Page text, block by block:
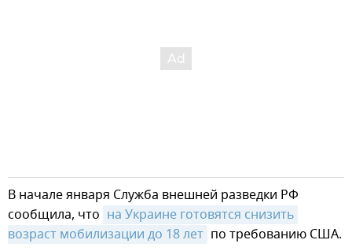
В начале января Служба внешней разведки РФ
сообщила, что на Украине готовятся снизить
возраст мобилизации до 18 лет по требованию США.